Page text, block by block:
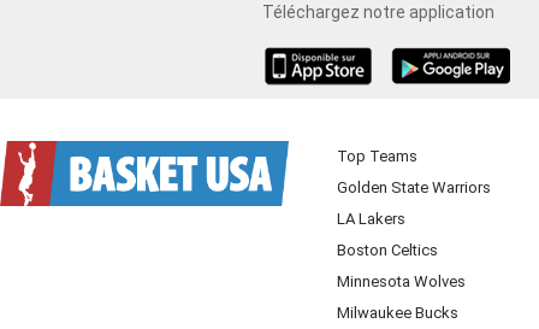
Téléchargez notre application
Top Teams
Golden State Warriors
LA Lakers
Boston Celtics
Minnesota Wolves
Milwaukee Bucks